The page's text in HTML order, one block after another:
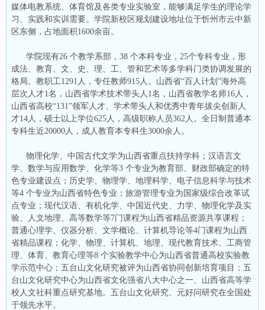
媒体电教系统、体育馆及各类专业实验室，能够满足学生的理论学
习、实践和实训需要。学院新校区规划建设地址位于忻州市云中新
区东侧，占地面积1600余亩。
学院现有26 个教学系部，38 个本科专业，25个专科专业，形
成法、教育、文、史、理、工、管和艺术等多学科门类协调发展的
格局。教职工1291人，专任教师915人。山西省“百人计划”海外高
层次人才1名，山西省学术技术带头人1名，山西省教学名师16人，
山西省高校“131”领军人才、学术带头人和优秀中青年拔尖创新人
才14人，硕士以上学位625人，高级职称人员362人。全日制普通本
专科生近20000人，成人教育本专科生3000余人。
物理化学、中国古代文学为山西省重点扶持学科；汉语言文
学、数学与应用数学、化学等3 个专业为教育部、财政部确定的特
色专业建设点；历史学、物理学、地理科学、电子信息科学与技术
等4 个专业为山西省特色专业；旅游管理专业为国家级综合改革试
点专业；现代汉语、有机化学、中国近代史、力学、物理化学及实
验、人文地理、高等数学等7门课程为山西省精品资源共享课程；
普通心理学、仪器分析、文学概论、计算机导论等4门课程为山西
省精品课程；化学、物理、计算机、地理、现代教育技术、工商管
理、体育、教育心理等8 个实验教学中心为山西省普通高校实验教
学示范中心；五台山文化研究被评为山西省协同创新培育项目；五
台山文化研究中心为山西省文化强省八大中心之一、山西省高等学
校人文社科重点研究基地。五台山文化研究、元好问研究在全国处
于领先水平。